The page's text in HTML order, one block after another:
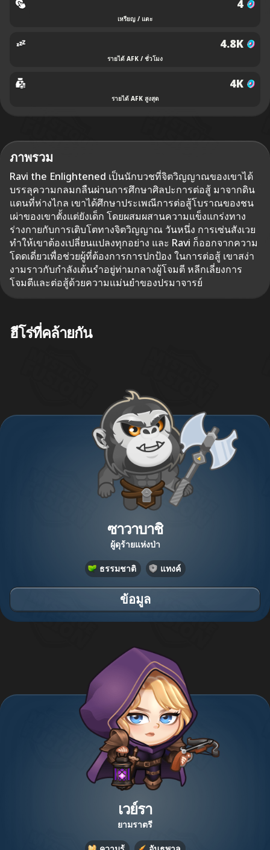
4
เหรียญ / แตะ
4.8K
รายได้ AFK / ชั่วโมง
4K
รายได้ AFK สูงสุด
ภาพรวม
Ravi the Enlightened เป็นนักบวชที่จิตวิญญาณของเขาได้
บรรลุความกลมกลืนผ่านการศึกษาศิลปะการต่อสู้ มาจากดิน
แดนที่ห่างไกล เขาได้ศึกษาประเพณีการต่อสู้โบราณของชน
เผ่าของเขาตั้งแต่ยังเด็ก โดยผสมผสานความแข็งแกร่งทาง
ร่างกายกับการเติบโตทางจิตวิญญาณ วันหนึ่ง การเซ่นสังเวย
ทำให้เขาต้องเปลี่ยนแปลงทุกอย่าง และ Ravi ก็ออกจากความ
โดดเดี่ยวเพื่อช่วยผู้ที่ต้องการการปกป้อง ในการต่อสู้ เขาสง่า
งามราวกับกำลังเต้นรำอยู่ท่ามกลางผู้โจมตี หลีกเลี่ยงการ
โจมตีและต่อสู้ด้วยความแม่นยำของปรมาจารย์
ฮีโร่ที่คล้ายกัน
ซาวาบาชิ
ผู้ดุร้ายแห่งป่า
ธรรมชาติ แทงค์
ข้อมูล
เวย์รา
ยามราตรี